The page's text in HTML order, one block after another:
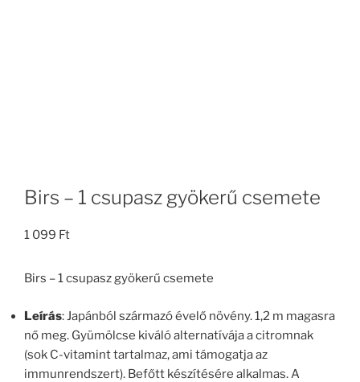
Birs – 1 csupasz gyökerű csemete
1 099 Ft
Birs – 1 csupasz gyökerű csemete
Leírás: Japánból származó évelő növény. 1,2 m magasra
nő meg. Gyümölcse kiváló alternatívája a citromnak
(sok C-vitamint tartalmaz, ami támogatja az
immunrendszert). Befőtt készítésére alkalmas. A